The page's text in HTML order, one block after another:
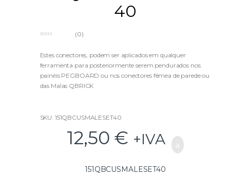
40
u
o
f
5
(0)
Estes conectores, podem ser aplicados em qualquer
ferramenta para posteriormente serem pendurados nos
painéis PEGBOARD ou nos conectores fêmea de parede ou
das Malas QBRICK
SKU: 151QBCUSMALESET40
12,50 € +IVA
151QBCUSMALESET40